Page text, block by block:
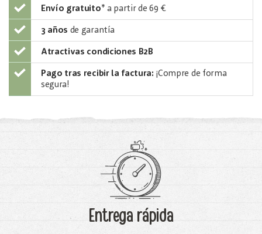
Envío gratuito* a partir de 69 €
3 años de garantía
Atractivas condiciones B2B
Pago tras recibir la factura: ¡Compre de forma
segura!
Entrega rápida